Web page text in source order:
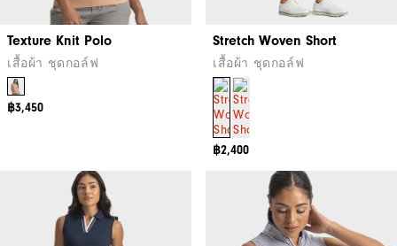
Texture Knit Polo
เสื้อผ้า ชุดกอล์ฟ
฿3,450
Stretch Woven Short
เสื้อผ้า ชุดกอล์ฟ
฿2,400